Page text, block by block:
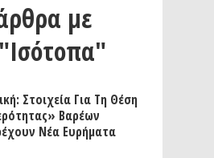
με
Στοιχεία Για Τη Θέση
Βαρέων
Νέα Ευρήματα